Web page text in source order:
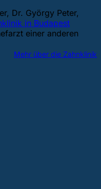
Dr. György Peter,
in Budapest
einer anderen
Mehr über die Zahnklinik